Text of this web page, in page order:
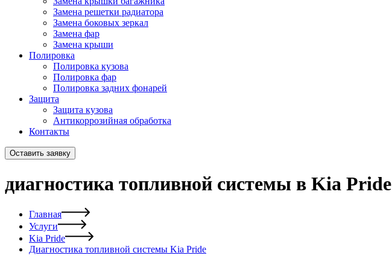
Замена решетки радиатора
Замена боковых зеркал
Замена фар
Замена крыши
Полировка
Полировка кузова
Полировка фар
Полировка задних фонарей
Защита
Защита кузова
Антикоррозийная обработка
Контакты
Оставить заявку
диагностика топливной системы в Kia Pride
Главная
Услуги
Kia Pride
Диагностика топливной системы Kia Pride